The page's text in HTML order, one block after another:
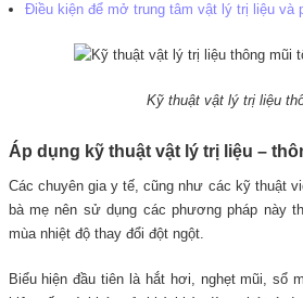
Điều kiện để mở trung tâm vật lý trị liệu và
Kỹ thuật vật lý trị liệu
Áp dụng kỹ thuật vật lý trị liệu –
Các chuyên gia y tế, cũng như các kỹ thuật
bà mẹ nên sử dụng các phương pháp này
mùa nhiệt độ thay đổi đột ngột.
Biểu hiện đầu tiên là hắt hơi, nghẹt mũi, sổ